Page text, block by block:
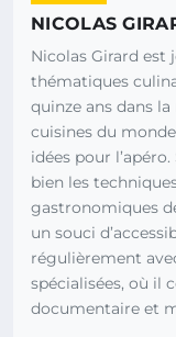
NICOLAS
Nicolas Girard est
thématiques
quinze ans dans
cuisines du
idées pour
bien les
gastronomiques
un souci
régulièrement
spécialisées, où il
documentaire et